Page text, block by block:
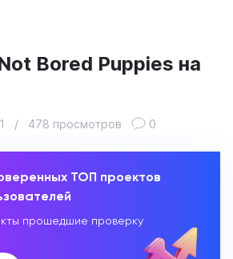
Bored Puppies на
/ 478 просмотров 0
ТОП проектов
прошедшие проверку